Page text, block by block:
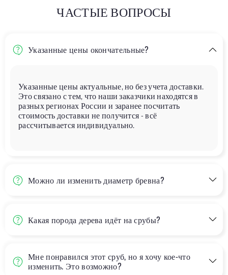
ЧАСТЫЕ ВОПРОСЫ
Указанные цены окончательные?
Указанные цены актуальные, но без учета доставки.
Это связано с тем, что наши заказчики находятся в
разных регионах России и заранее посчитать
стоимость доставки не получится - всё
рассчитывается индивидуально.
Можно ли изменить диаметр бревна?
Какая порода дерева идёт на срубы?
Мне понравился этот сруб, но я хочу кое-что
изменить. Это возможно?